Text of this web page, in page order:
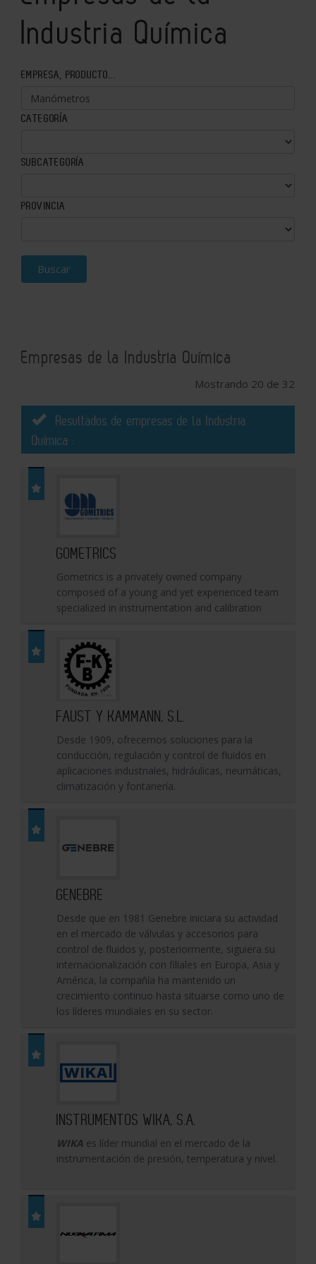
Industria Química
EMPRESA, PRODUCTO...
CATEGORÍA
SUBCATEGORÍA
PROVINCIA
Buscar
Empresas de la Industria Química
Mostrando 20 de 32
Resultados de empresas de la Industria
Química :
GOMETRICS
Gometrics is a privately owned company
composed of a young and yet experienced team
specialized in instrumentation and calibration
FAUST Y KAMMANN, S.L.
Desde 1909, ofrecemos soluciones para la
conducción, regulación y control de fluidos en
aplicaciones industriales, hidráulicas, neumáticas,
climatización y fontanería.
GENEBRE
Desde que en 1981 Genebre iniciara su actividad
en el mercado de válvulas y accesorios para
control de fluidos y, posteriormente, siguiera su
internacionalización con filiales en Europa, Asia y
América, la compañía ha mantenido un
crecimiento continuo hasta situarse como uno de
los líderes mundiales en su sector.
INSTRUMENTOS WIKA, S.A.
WIKA es líder mundial en el mercado de la
instrumentación de presión, temperatura y nivel.